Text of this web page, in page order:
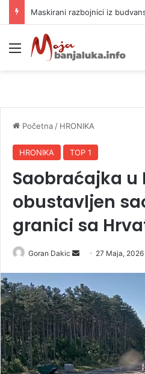
Meni
Početna / HRONIKA
HRONIKA TOP 1
Saobraćajka u
obustavljen
granici sa
Goran Dakic
n
d
a
n
e
m
a
27 Maja, 2026